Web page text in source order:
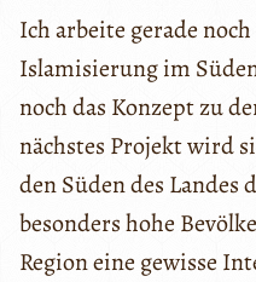
Ich arbeite gerade
Islamisierung im
noch das Konzept zu
nächstes Projekt wird
den Süden des Landes
besonders hohe
Region eine gewisse